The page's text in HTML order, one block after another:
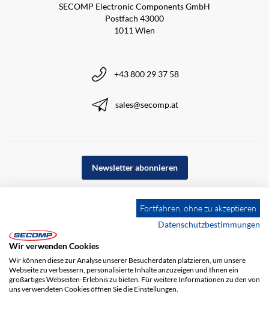
SECOMP Electronic Components GmbH
Postfach 43000
1011 Wien
+43 800 29 37 58
sales@secomp.at
Newsletter abonnieren
Fortfahren, ohne zu akzeptieren
Datenschutzbestimmungen
Wir verwenden Cookies
Wir können diese zur Analyse unserer Besucherdaten platzieren, um unsere
Webseite zu verbessern, personalisierte Inhalte anzuzeigen und Ihnen ein
großartiges Webseiten-Erlebnis zu bieten. Für weitere Informationen zu den von
uns verwendeten Cookies öffnen Sie die Einstellungen.